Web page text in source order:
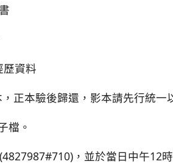
歷資料
正本驗後歸還，影本請先行統一
檔。
，並於當日中午12